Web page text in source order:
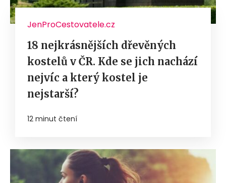
JenProCestovatele.cz
18 nejkrásnějších dřevěných
kostelů v ČR. Kde se jich nachází
nejvíc a který kostel je
nejstarší?
12 minut čtení